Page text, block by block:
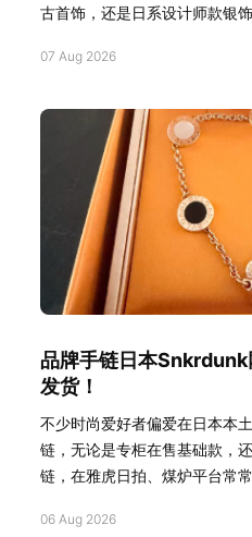
古首饰，还是日系设计师款银
07 Aug 2026
品牌手链日本
发货！
不少时尚爱好者偏爱在日本本
链，无论是专柜在售基础款，
链，在雅虎日拍、煤炉平台常
06 Aug 2026